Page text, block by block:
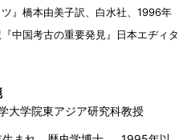
』橋本由美子訳、白水社、1996年
中国考古の重要発見』日本エヂィタ
大学院東アジア研究科教授